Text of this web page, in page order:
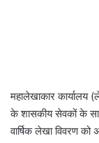
महालेखाकार कार्यालय
के शासकीय सेवकों के
वार्षिक लेखा विवरण